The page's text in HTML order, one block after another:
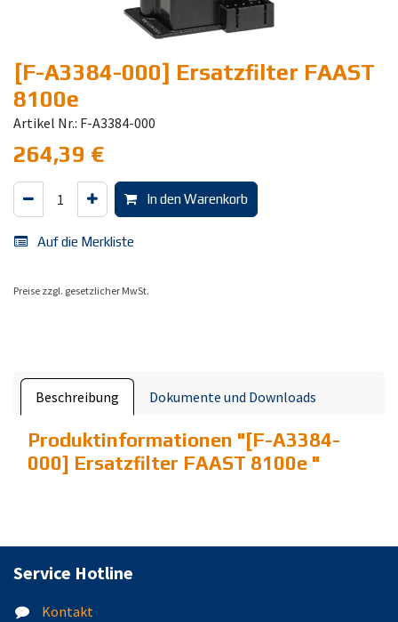
[F-A3384-000] Ersatzfilter FAAST
8100e
Artikel Nr.: F-A3384-000
264,39 €
In den Warenkorb
Auf die Merkliste
Preise zzgl. gesetzlicher MwSt.
Beschreibung Dokumente und Downloads
Produktinformationen "[F-A3384-
000] Ersatzfilter FAAST 8100e "
Service Hotline
Kontakt